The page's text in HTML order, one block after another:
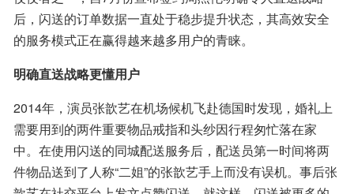
后，闪送的订单数据一直处于稳步提升状态，其高效安全
的服务模式正在赢得越来越多用户的青睐。
明确直送战略更懂用户
2014年，演员张歆艺在机场候机飞赴德国时发现，婚礼上
需要用到的两件重要物品戒指和头纱因行程匆忙落在家
中。在使用闪送的同城配送服务后，配送员第一时间将两
件物品送到了人称“二姐”的张歆艺手上而没有误机。事后张